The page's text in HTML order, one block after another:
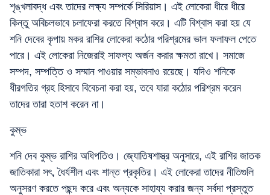
শৃঙ্খলাবদ্ধ এবং তাদের লক্ষ্য সম্পর্কে সিরিয়াস। এই লোকেরা ধীরে ধীরে
কিন্তু অবিচলভাবে চলাফেরা করতে বিশ্বাস করে। এটি বিশ্বাস করা হয় যে
শনি দেবের কৃপায় মকর রাশির লোকেরা কঠোর পরিশ্রমের ভাল ফলাফল পেতে
পারে। এই লোকেরা নিজেরাই সাফল্য অর্জন করার ক্ষমতা রাখে। সমাজে
সম্পদ, সম্পত্তি ও সম্মান পাওয়ার সম্ভাবনাও রয়েছে। যদিও শনিকে
ধীরগতির গ্রহ হিসাবে বিবেচনা করা হয়, তবে যারা কঠোর পরিশ্রম করেন
তাদের তারা হতাশ করেন না।
কুম্ভ
শনি দেব কুম্ভ রাশির অধিপতিও। জ্যোতিষশাস্ত্র অনুসারে, এই রাশির জাতক
জাতিকারা সৎ, ধৈর্যশীল এবং শান্ত প্রকৃতির। এই লোকেরা তাদের নীতিগুলি
অনুসরণ করতে পছন্দ করে এবং অন্যকে সাহায্য করার জন্য সর্বদা প্রস্তুত